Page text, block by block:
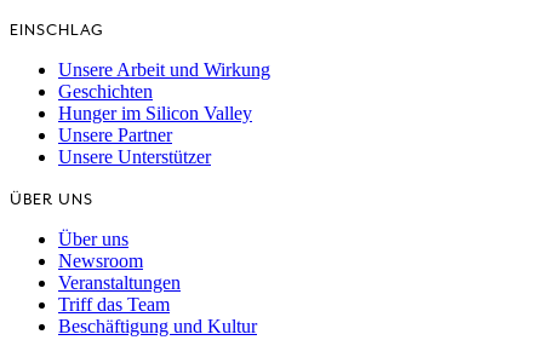
EINSCHLAG
Unsere Arbeit und Wirkung
Geschichten
Hunger im Silicon Valley
Unsere Partner
Unsere Unterstützer
ÜBER UNS
Über uns
Newsroom
Veranstaltungen
Triff das Team
Beschäftigung und Kultur